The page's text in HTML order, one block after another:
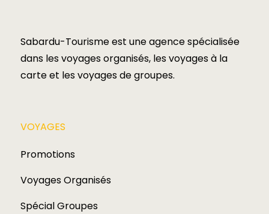
Sabardu-Tourisme est une agence spécialisée
dans les voyages organisés, les voyages à la
carte et les voyages de groupes.​
VOYAGES​
Promotions
Voyages Organisés
Spécial Groupes